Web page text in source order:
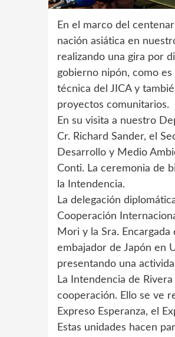
En el marco del
nación asiática en
realizando una gira por
gobierno nipón, como
técnica del JICA y
proyectos comunitarios.
En su visita a nuestro
Cr. Richard Sander, el
Desarrollo y Medio
Conti. La ceremonia de
la Intendencia.
La delegación
Cooperación
Mori y la Sra.
embajador de Japón en
presentando una
La Intendencia de
cooperación. Ello se ve
Expreso Esperanza, el
Estas unidades hacen